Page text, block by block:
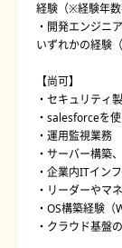
経験（※経験年数
・開発エンジニ
いずれかの経験
【尚可】
・セキュリティ
・salesforceを
・運用監視業務
・サーバー構築
・企業内ITイン
・リーダーやマ
・OS構築経験（
・クラウド基盤